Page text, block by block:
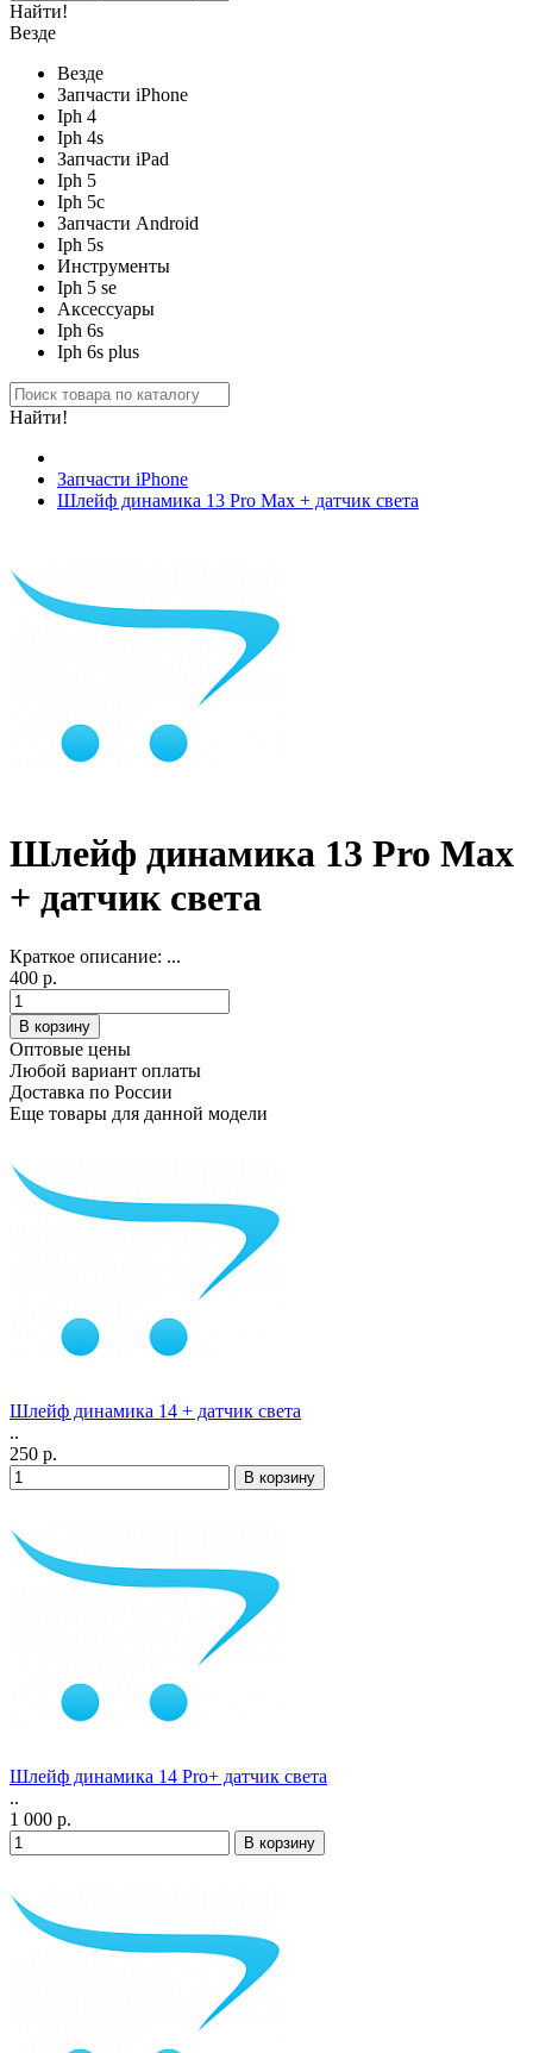
Найти!
Везде
Везде
Запчасти iPhone
Iph 4
Iph 4s
Запчасти iPad
Iph 5
Iph 5c
Запчасти Android
Iph 5s
Инструменты
Iph 5 se
Аксессуары
Iph 6s
Iph 6s plus
Найти!
Запчасти iPhone
Шлейф динамика 13 Pro Max + датчик света
Шлейф динамика 13 Pro Max
+ датчик света
Краткое описание: ...
400 р.
Оптовые цены
Любой вариант оплаты
Доставка по России
Еще товары для данной модели
Шлейф динамика 14 + датчик света
..
250 р.
Шлейф динамика 14 Pro+ датчик света
..
1 000 р.